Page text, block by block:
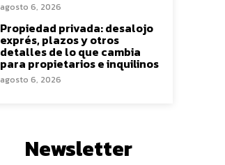
agosto 6, 2026
Propiedad privada: desalojo
exprés, plazos y otros
detalles de lo que cambia
para propietarios e inquilinos
agosto 6, 2026
Newsletter